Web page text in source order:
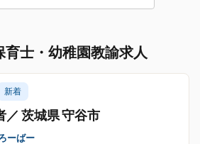
育士・幼稚園教諭求人
新着
／ 茨城県 守谷市
ーばー